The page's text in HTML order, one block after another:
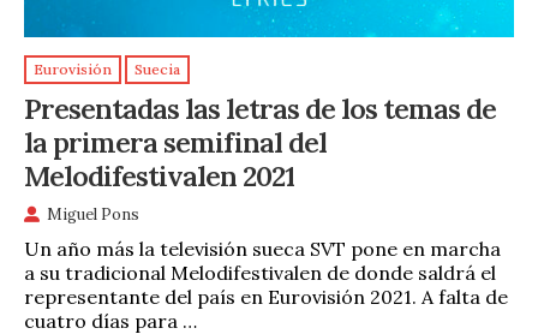
Eurovisión Suecia
Presentadas las letras de los temas de
la primera semifinal del
Melodifestivalen 2021
Miguel Pons
Un año más la televisión sueca SVT pone en marcha
a su tradicional Melodifestivalen de donde saldrá el
representante del país en Eurovisión 2021. A falta de
cuatro días para …